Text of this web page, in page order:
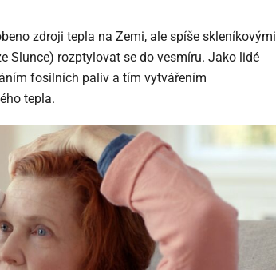
zdroji tepla na Zemi, ale spíše skleníkovými
Slunce) rozptylovat se do vesmíru. Jako lidé
fosilních paliv a tím vytvářením
tepla.